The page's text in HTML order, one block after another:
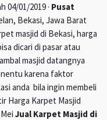
04/01/2019 · Pusat
Bekasi, Jawa Barat
masjid di Bekasi, harga
dicari di pasar atau
masjid datangnya
karena faktor
anda bila ingin membeli
Harga Karpet Masjid
Jual Karpet Masjid di